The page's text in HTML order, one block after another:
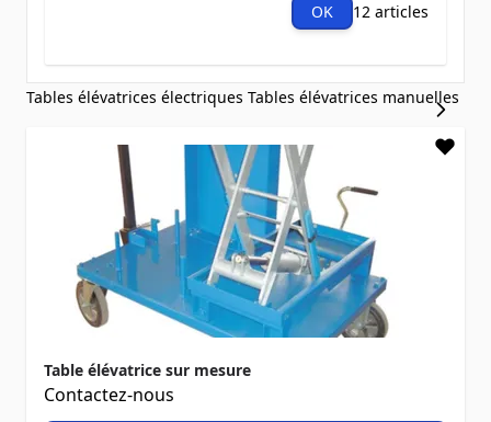
OK 12 articles
Tables élévatrices électriques Tables élévatrices manuelles
Table élévatrice sur mesure
Contactez-nous